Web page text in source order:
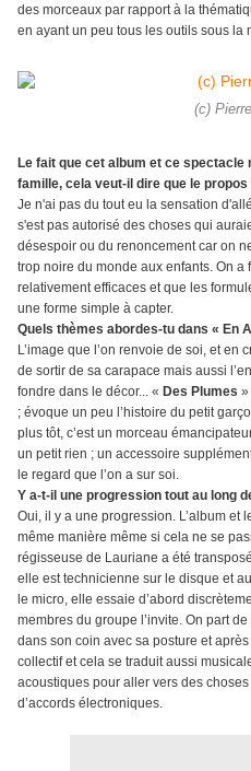
des morceaux par rapport à la
en ayant un peu tous les outils sous la
(c)
Le fait que cet album et ce
famille, cela veut-il dire que le propos
Je n'ai pas du tout eu la sensation
s'est pas autorisé des choses qui
désespoir ou du renoncement car on
trop noire du monde aux enfants. On a
relativement efficaces et que les
une forme simple à capter.
Quels thèmes abordes-tu dans « En
L’image que l’on renvoie de soi, et en
de sortir de sa carapace mais aussi
fondre dans le décor... « Des Plumes »
; évoque un peu l’histoire du petit
plus tôt, c’est un morceau
un petit rien ; un accessoire
le regard que l’on a sur soi.
Y a-t-il une progression tout au long
Oui, il y a une progression. L’album et
même manière même si cela ne se
régisseuse de Lauriane a été
elle est technicienne sur le disque et
le micro, elle essaie d’abord
membres du groupe l’invite. On part
dans son coin avec sa posture et
collectif et cela se traduit aussi
acoustiques pour aller vers des
d’accords électroniques.